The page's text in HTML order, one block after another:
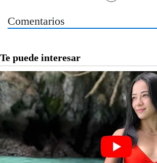
Comentarios